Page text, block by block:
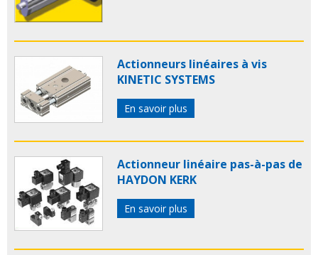
Actionneurs linéaires à vis
KINETIC SYSTEMS
En savoir plus
Actionneur linéaire pas-à-pas de
HAYDON KERK
En savoir plus